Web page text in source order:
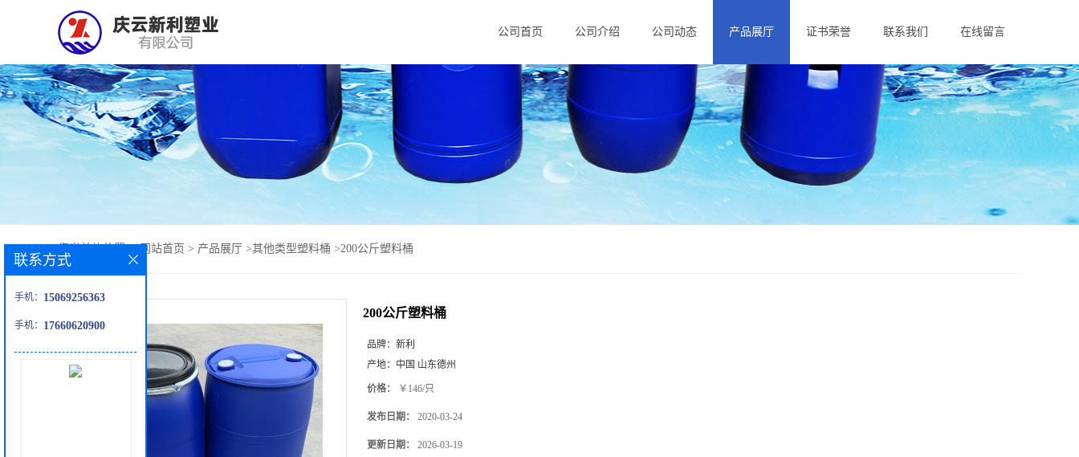
公司首页 公司介绍 公司动态 产品展厅 证书荣誉 联系我们 在线留言
网站首页 > 产品展厅 >其他类型塑料桶 >200公斤塑料桶
200公斤塑料桶
品牌： 新利
产地： 中国 山东德州
价格： ￥146/只
发布日期： 2020-03-24
更新日期： 2026-03-19
联系方式
手机： 15069256363
手机： 17660620900